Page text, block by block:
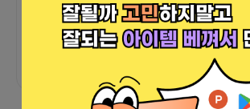
아직 후기가 도착하지 않았습니다